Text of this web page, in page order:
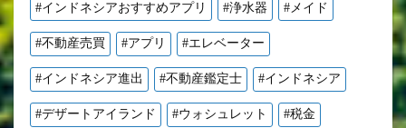
#インドネシアおすすめアプリ #浄水器 #メイド
#不動産売買 #アプリ #エレベーター
#インドネシア進出 #不動産鑑定士 #インドネシア
#デザートアイランド #ウォシュレット #税金